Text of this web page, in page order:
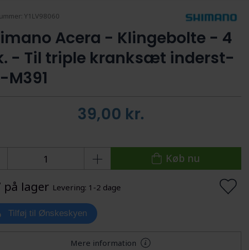
Y1LV98060
Acera - Klingebolte - 4
- Til triple kranksæt inderst-
M391
39,00 kr.
Køb nu
på lager Levering: 1-2 dage
Tilføj til Ønskeskyen
Mere information